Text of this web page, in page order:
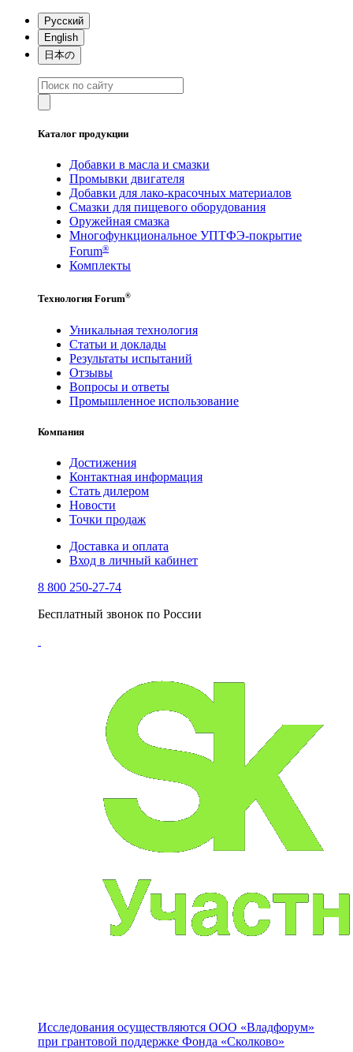
Русский
English
日本の
Каталог продукции
Добавки в масла и смазки
Промывки двигателя
Добавки для лако-красочных материалов
Смазки для пищевого оборудования
Оружейная смазка
Многофункциональное УПТФЭ-покрытие
Forum®
Комплекты
Технология Forum®
Уникальная технология
Статьи и доклады
Результаты испытаний
Отзывы
Вопросы и ответы
Промышленное использование
Компания
Достижения
Контактная информация
Стать дилером
Новости
Точки продаж
Доставка и оплата
Вход в личный кабинет
8 800 250-27-74
Бесплатный звонок по России
Исследования осуществляются ООО «Владфорум»
при грантовой поддержке Фонда «Сколково»